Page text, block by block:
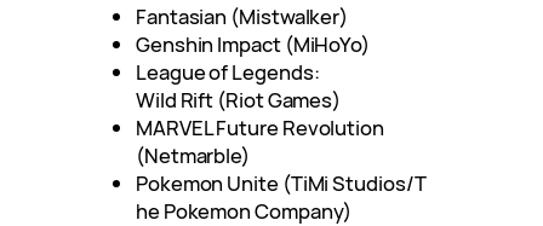
Fantasian (Mistwalker)
Genshin Impact (MiHoYo)
League of Legends:
Wild Rift (Riot Games)
MARVEL Future Revolution
(Netmarble)
Pokemon Unite (TiMi Studios/T
he Pokemon Company)